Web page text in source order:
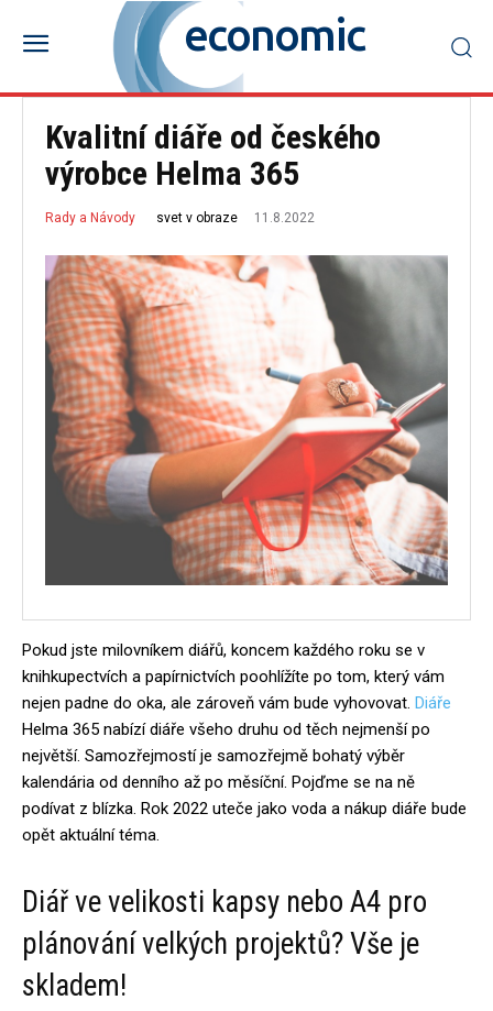
economic
Kvalitní diáře od českého
výrobce Helma 365
Rady a Návody svet v obraze 11.8.2022
Pokud jste milovníkem diářů, koncem každého roku se v
knihkupectvích a papírnictvích poohlížíte po tom, který vám
nejen padne do oka, ale zároveň vám bude vyhovovat. Diáře
Helma 365 nabízí diáře všeho druhu od těch nejmenší po
největší. Samozřejmostí je samozřejmě bohatý výběr
kalendária od denního až po měsíční. Pojďme se na ně
podívat z blízka. Rok 2022 uteče jako voda a nákup diáře bude
opět aktuální téma.
Diář ve velikosti kapsy nebo A4 pro
plánování velkých projektů? Vše je
skladem!